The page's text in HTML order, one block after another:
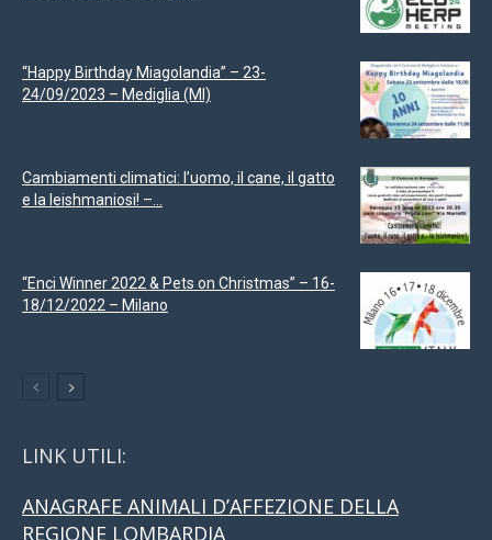
“Happy Birthday Miagolandia” – 23-
24/09/2023 – Mediglia (MI)
Cambiamenti climatici: l’uomo, il cane, il gatto
e la leishmaniosi! –...
“Enci Winner 2022 & Pets on Christmas” – 16-
18/12/2022 – Milano
LINK UTILI:
ANAGRAFE ANIMALI D’AFFEZIONE DELLA
REGIONE LOMBARDIA